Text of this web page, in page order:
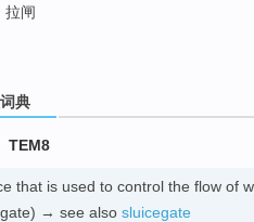
拉闸
典
TEM8
that is used to control the flow of
→ see also sluicegate